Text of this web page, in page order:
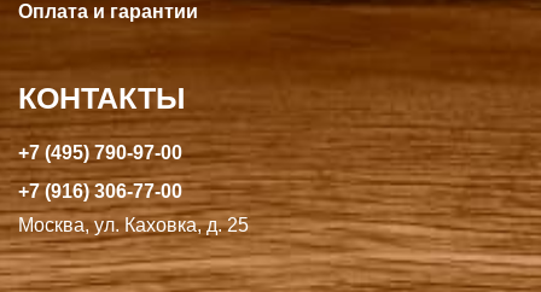
Оплата и гарантии
КОНТАКТЫ
+7 (495) 790-97-00
+7 (916) 306-77-00
Москва, ул. Каховка, д. 25